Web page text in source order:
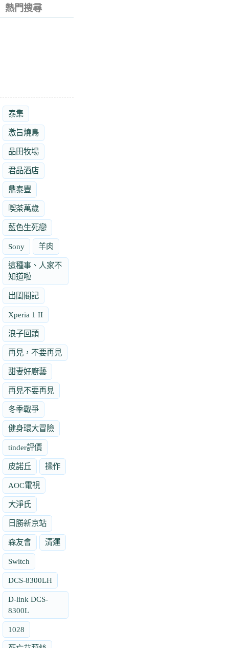
熱門搜尋
泰集
激旨燒鳥
品田牧場
君品酒店
鼎泰豐
喫茶萬歲
藍色生死戀
Sony 羊肉
這種事、人家不
知道啦
出閨閣記
Xperia 1 II
浪子回頭
再見，不要再見
甜妻好廚藝
再見不要再見
冬季戰爭
健身環大冒險
tinder評價
皮諾丘 操作
AOC電視
大淨氏
日勝新京站
森友會 清運
Switch
DCS-8300LH
D-link DCS-
8300L
1028